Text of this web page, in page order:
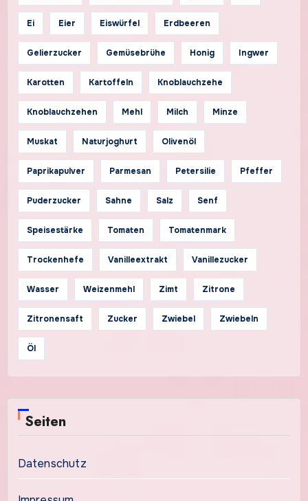
Ei Eier Eiswürfel Erdbeeren
Gelierzucker Gemüsebrühe Honig Ingwer
Karotten Kartoffeln Knoblauchzehe
Knoblauchzehen Mehl Milch Minze
Muskat Naturjoghurt Olivenöl
Paprikapulver Parmesan Petersilie Pfeffer
Puderzucker Sahne Salz Senf
Speisestärke Tomaten Tomatenmark
Trockenhefe Vanilleextrakt Vanillezucker
Wasser Weizenmehl Zimt Zitrone
Zitronensaft Zucker Zwiebel Zwiebeln
Öl
Seiten
Datenschutz